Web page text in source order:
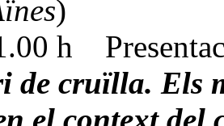
)
h
de cruïlla. Els